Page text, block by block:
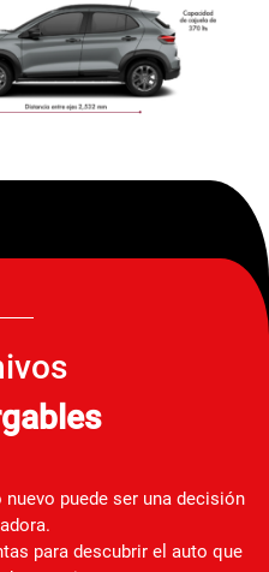
puede ser una decisión
para descubrir el auto que